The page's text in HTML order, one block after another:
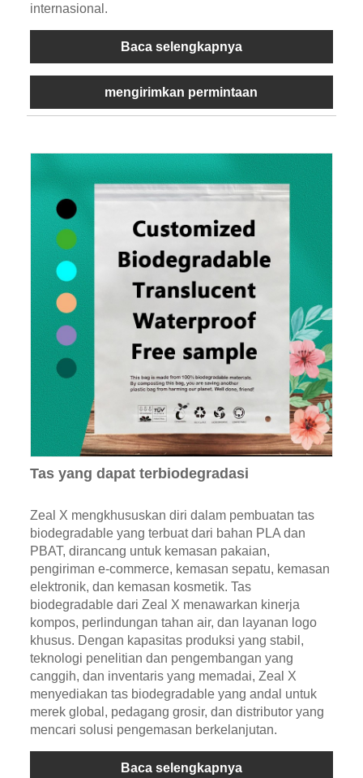
internasional.
Baca selengkapnya
mengirimkan permintaan
Tas yang dapat terbiodegradasi
Zeal X mengkhususkan diri dalam pembuatan tas
biodegradable yang terbuat dari bahan PLA dan
PBAT, dirancang untuk kemasan pakaian,
pengiriman e-commerce, kemasan sepatu, kemasan
elektronik, dan kemasan kosmetik. Tas
biodegradable dari Zeal X menawarkan kinerja
kompos, perlindungan tahan air, dan layanan logo
khusus. Dengan kapasitas produksi yang stabil,
teknologi penelitian dan pengembangan yang
canggih, dan inventaris yang memadai, Zeal X
menyediakan tas biodegradable yang andal untuk
merek global, pedagang grosir, dan distributor yang
mencari solusi pengemasan berkelanjutan.
Baca selengkapnya